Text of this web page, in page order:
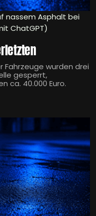
nassem Asphalt bei
ChatGPT)
wurden drei
gesperrt,
ca. 40.000 Euro.